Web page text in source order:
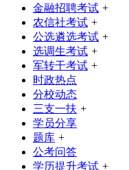
金融招聘考试 +
农信社考试 +
公选遴选考试 +
选调生考试 +
军转干考试 +
时政热点
分校动态
三支一扶 +
学员分享
题库 +
公考问答
学历提升考试 +